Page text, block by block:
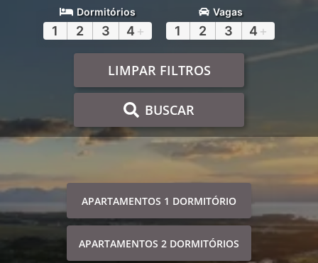
Dormitórios
1 2 3 4 +
Vagas
1 2 3 4 +
LIMPAR FILTROS
BUSCAR
APARTAMENTOS 1 DORMITÓRIO
APARTAMENTOS 2 DORMITÓRIOS